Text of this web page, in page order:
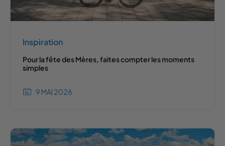
Inspiration
Pour la fête des Mères, faites compter les moments
simples
9 MAI 2026